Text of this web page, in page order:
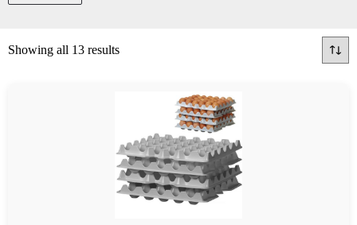
Showing all 13 results